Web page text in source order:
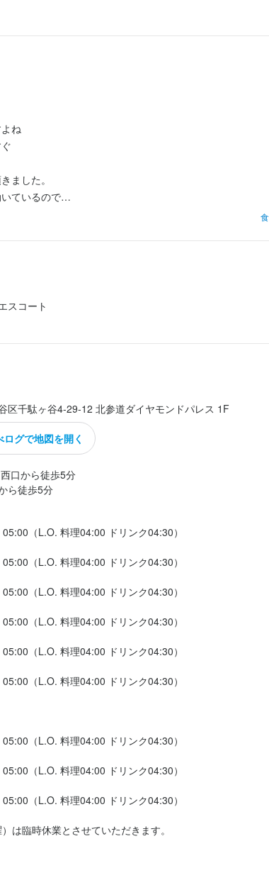
ね
ました。
ているので
スコート
区千駄ヶ谷4-29-12 北参道ダイヤモンドパレス 1F
ログで地図を開く
口から徒歩5分
ら徒歩5分
（L.O. 料理04:00 ドリンク04:30）
（L.O. 料理04:00 ドリンク04:30）
（L.O. 料理04:00 ドリンク04:30）
（L.O. 料理04:00 ドリンク04:30）
（L.O. 料理04:00 ドリンク04:30）
（L.O. 料理04:00 ドリンク04:30）
（L.O. 料理04:00 ドリンク04:30）
（L.O. 料理04:00 ドリンク04:30）
（L.O. 料理04:00 ドリンク04:30）
は臨時休業とさせていただきます。
ーテンダー
理補助
ーテンダー